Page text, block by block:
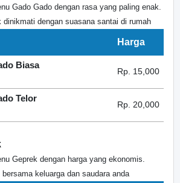
Gado Gado dengan rasa yang paling enak.
dinikmati dengan suasana santai di rumah
Harga
Biasa
Rp. 15,000
Telor
Rp. 20,000
Geprek dengan harga yang ekonomis.
keluarga dan saudara anda